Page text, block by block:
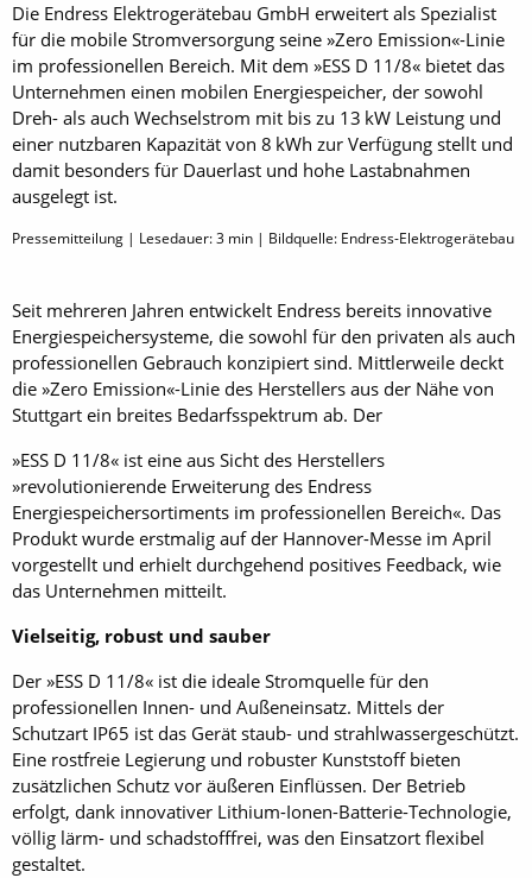
Die Endress Elektrogerätebau GmbH erweitert als Spezialist
für die mobile Stromversorgung seine »Zero Emission«-Linie
im professionellen Bereich. Mit dem »ESS D 11/8« bietet das
Unternehmen einen mobilen Energiespeicher, der sowohl
Dreh- als auch Wechselstrom mit bis zu 13 kW Leistung und
einer nutzbaren Kapazität von 8 kWh zur Verfügung stellt und
damit besonders für Dauerlast und hohe Lastabnahmen
ausgelegt ist.
Pressemitteilung | Lesedauer:3 min | Bildquelle: Endress-Elektrogerätebau
Seit mehreren Jahren entwickelt Endress bereits innovative
Energiespeichersysteme, die sowohl für den privaten als auch
professionellen Gebrauch konzipiert sind. Mittlerweile deckt
die »Zero Emission«-Linie des Herstellers aus der Nähe von
Stuttgart ein breites Bedarfsspektrum ab. Der
»ESS D 11/8« ist eine aus Sicht des Herstellers
»revolutionierende Erweiterung des Endress
Energiespeichersortiments im professionellen Bereich«. Das
Produkt wurde erstmalig auf der Hannover-Messe im April
vorgestellt und erhielt durchgehend positives Feedback, wie
das Unternehmen mitteilt.
Vielseitig, robust und sauber
Der »ESS D 11/8« ist die ideale Stromquelle für den
professionellen Innen- und Außen­einsatz. Mittels der
Schutzart IP65 ist das Gerät staub- und strahlwassergeschützt.
Eine rostfreie Legierung und robuster Kunststoff bieten
zusätzlichen Schutz vor äußeren Einflüssen. Der Betrieb
erfolgt, dank innovativer Lithium-Ionen-Batterie-Technologie,
völlig lärm- und schadstofffrei, was den Einsatzort flexibel
gestaltet.